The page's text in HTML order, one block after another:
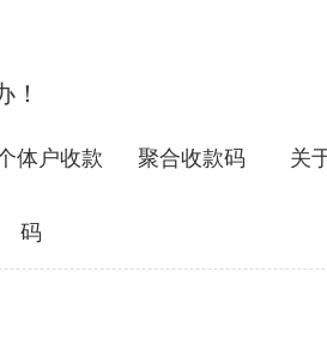
！
体户收款
码
聚合收款码 关